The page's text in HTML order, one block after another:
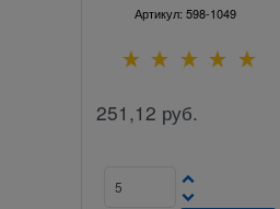
щеткой
Артикул:598-1049
251,12 руб.